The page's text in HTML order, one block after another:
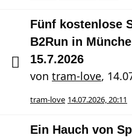
Fünf kostenlose
B2Run in
15.7.2026
von tram-love,
tram-love 14.07.2026, 20:11
Ein Hauch von